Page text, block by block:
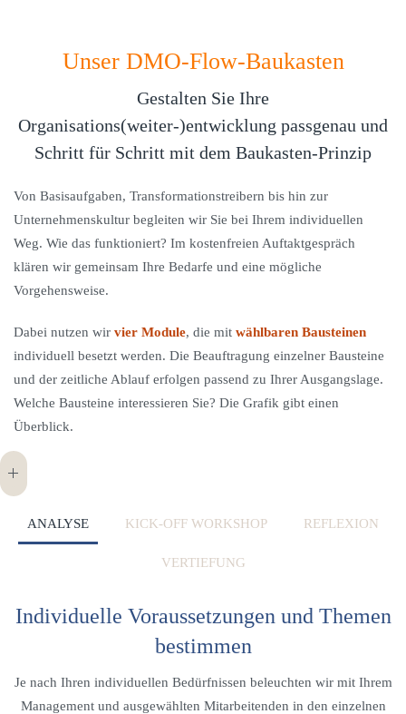
Unser DMO-Flow-Baukasten
Gestalten Sie Ihre
Organisations(weiter-)entwicklung passgenau und
Schritt für Schritt mit dem Baukasten-Prinzip
Von Basisaufgaben, Transformationstreibern bis hin zur
Unternehmenskultur begleiten wir Sie bei Ihrem individuellen
Weg. Wie das funktioniert? Im kostenfreien Auftaktgespräch
klären wir gemeinsam Ihre Bedarfe und eine mögliche
Vorgehensweise.
Dabei nutzen wir vier Module, die mit wählbaren Bausteinen
individuell besetzt werden. Die Beauftragung einzelner Bausteine
und der zeitliche Ablauf erfolgen passend zu Ihrer Ausgangslage.
Welche Bausteine interessieren Sie? Die Grafik gibt einen
Überblick.
ANALYSE KICK-OFF WORKSHOP REFLEXION
VERTIEFUNG
Individuelle Voraussetzungen und Themen
bestimmen
Je nach Ihren individuellen Bedürfnissen beleuchten wir mit Ihrem
Management und ausgewählten Mitarbeitenden in den einzelnen